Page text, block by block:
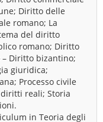
Diritto delle
romano; La
del diritto
romano; Diritto
Diritto bizantino;
giuridica;
Processo civile
reali; Storia
in Teoria degli